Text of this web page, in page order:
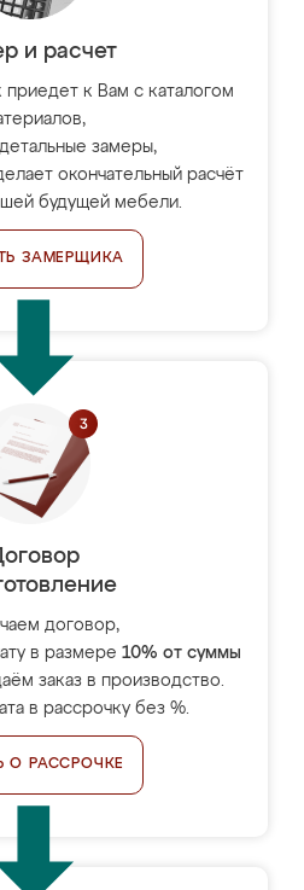
и расчет
к Вам с каталогом
замеры,
окончательный расчёт
будущей мебели.
ЗАМЕРЩИКА
договор,
в размере 10% от суммы
заказ в производство.
в рассрочку без %.
О РАССРОЧКЕ